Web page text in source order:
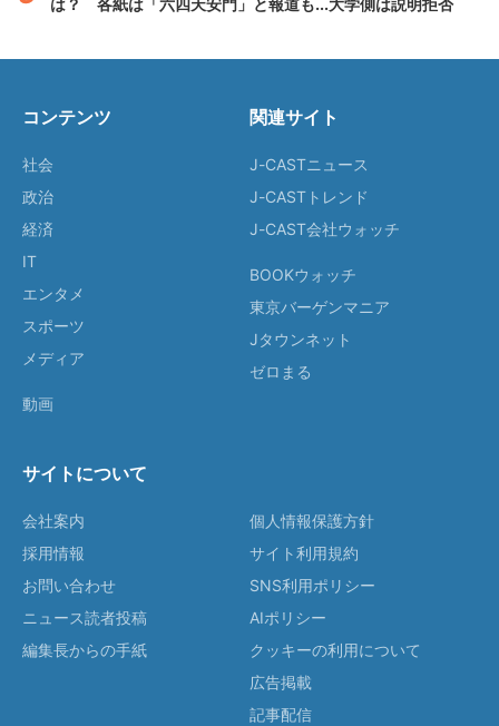
コンテンツ
社会
政治
経済
IT
エンタメ
スポーツ
メディア
動画
関連サイト
J-CASTニュース
J-CASTトレンド
J-CAST会社ウォッチ
BOOKウォッチ
東京バーゲンマニア
Jタウンネット
ゼロまる
サイトについて
会社案内
採用情報
お問い合わせ
ニュース読者投稿
編集長からの手紙
個人情報保護方針
サイト利用規約
SNS利用ポリシー
AIポリシー
クッキーの利用について
広告掲載
記事配信